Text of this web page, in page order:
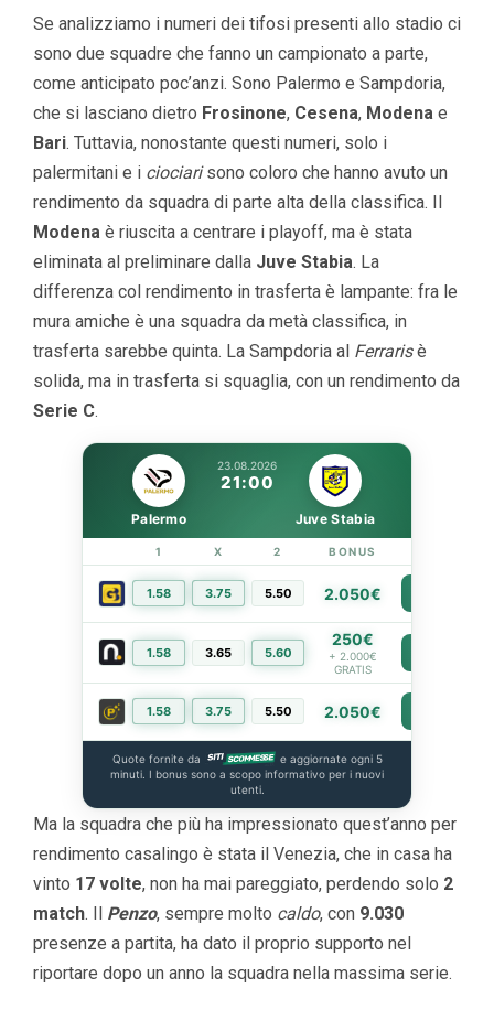
Se analizziamo i numeri dei tifosi presenti allo stadio ci
sono due squadre che fanno un campionato a parte,
come anticipato poc’anzi. Sono Palermo e Sampdoria,
che si lasciano dietro Frosinone, Cesena, Modena e
Bari. Tuttavia, nonostante questi numeri, solo i
palermitani e i ciociarisono coloro che hanno avuto un
rendimento da squadra di parte alta della classifica. Il
Modena è riuscita a centrare i playoff, ma è stata
eliminata al preliminare dalla Juve Stabia. La
differenza col rendimento in trasferta è lampante: fra le
mura amiche è una squadra da metà classifica, in
trasferta sarebbe quinta. La Sampdoria al Ferrarisè
solida, ma in trasferta si squaglia, con un rendimento da
Serie C.
23.08.2026
21:00
Palermo Juve Stabia
1 X 2 BONUS
1.58 3.75 5.50 2.050€
1.58 3.65 5.60
250€
+ 2.000€
GRATIS
1.58 3.75 5.50 2.050€
Quote fornite da
e aggiornate ogni 5
minuti. I bonus sono a scopo informativo per i nuovi
utenti.
Ma la squadra che più ha impressionato quest’anno per
rendimento casalingo è stata il Venezia, che in casa ha
vinto 17 volte, non ha mai pareggiato, perdendo solo 2
match. Il Penzo, sempre molto caldo, con 9.030
presenze a partita, ha dato il proprio supporto nel
riportare dopo un anno la squadra nella massima serie.